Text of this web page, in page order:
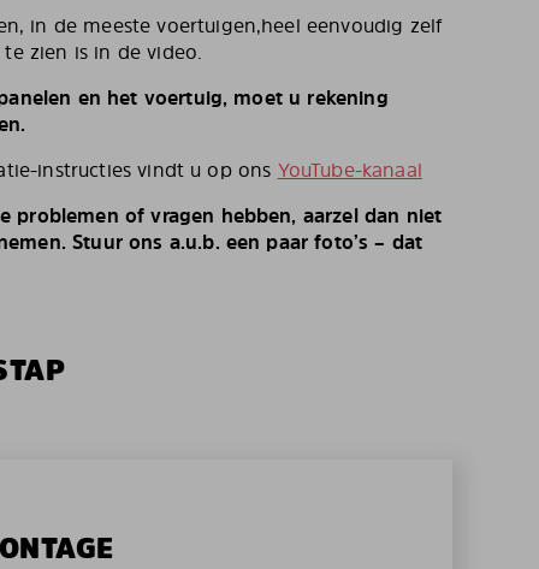
in de meeste voertuigen,heel eenvoudig zelf
zien is in de video.
en het voertuig, moet u rekening
instructies vindt u op ons YouTube-kanaal
problemen of vragen hebben, aarzel dan niet
Stuur ons a.u.b. een paar foto’s – dat